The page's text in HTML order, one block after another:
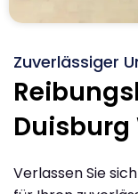
Zuverlässiger
Verlassen Sie